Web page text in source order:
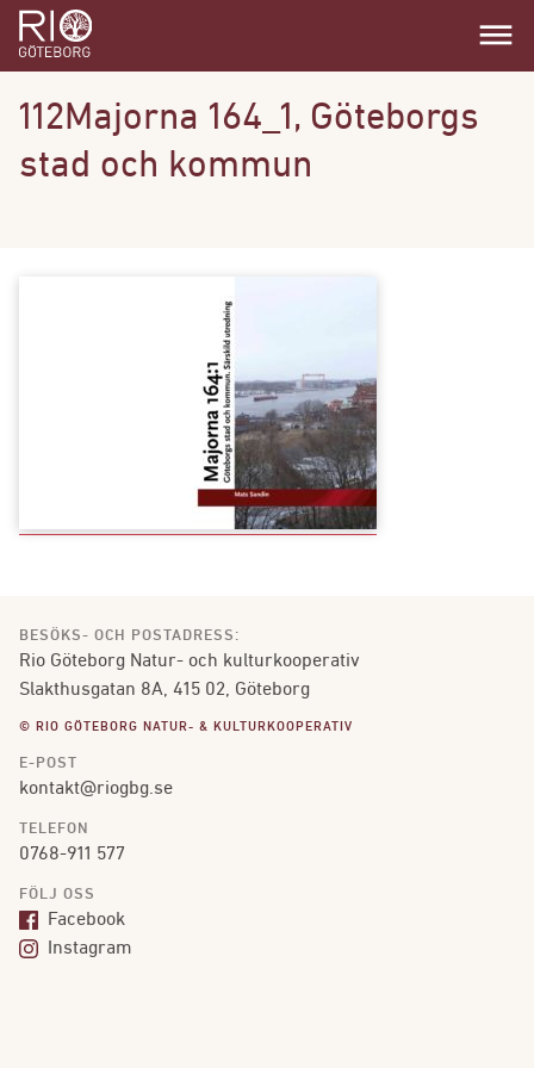
dehaze
112Majorna 164_1, Göteborgs
stad och kommun
BESÖKS- OCH POSTADRESS:
Rio Göteborg Natur- och kulturkooperativ
Slakthusgatan 8A, 415 02, Göteborg
© RIO GÖTEBORG NATUR- & KULTURKOOPERATIV
E-POST
kontakt@riogbg.se
TELEFON
0768-911 577
FÖLJ OSS
Facebook
Instagram